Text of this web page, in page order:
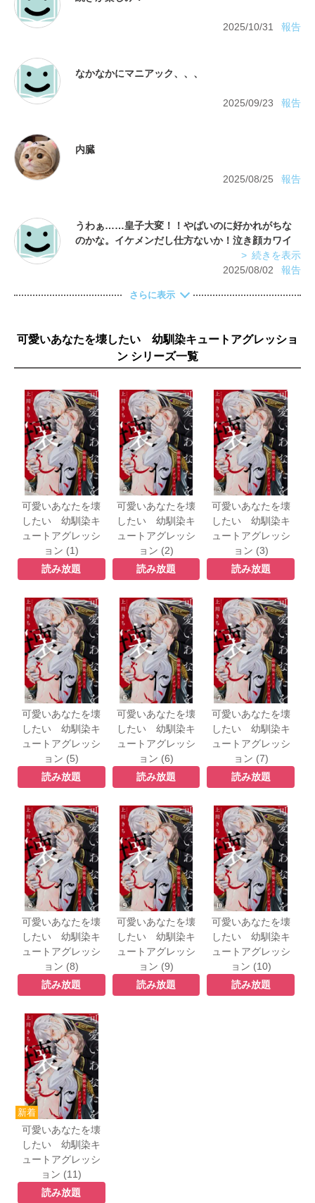
2025/10/31 報告
2025/09/23 報告
2025/08/25 報告
うわぁ……皇子大変！！やばいのに好かれがちな
のかな。イケメンだし仕方ないか！泣き顔カワイ
続きを表示
2025/08/02
報告
さらに表示
可愛いあなたを壊したい 幼馴染キュートアグレッショ
ン シリーズ一覧
可愛いあなたを壊
したい 幼馴染キ
ュートアグレッシ
ョン (1)
読み放題
可愛いあなたを壊
したい 幼馴染キ
ュートアグレッシ
ョン (2)
読み放題
可愛いあなたを壊
したい 幼馴染キ
ュートアグレッシ
ョン (3)
読み放題
可愛いあなたを壊
したい 幼馴染キ
ュートアグレッシ
ョン (5)
読み放題
可愛いあなたを壊
したい 幼馴染キ
ュートアグレッシ
ョン (6)
読み放題
可愛いあなたを壊
したい 幼馴染キ
ュートアグレッシ
ョン (7)
読み放題
可愛いあなたを壊
したい 幼馴染キ
ュートアグレッシ
ョン (8)
読み放題
可愛いあなたを壊
したい 幼馴染キ
ュートアグレッシ
ョン (9)
読み放題
可愛いあなたを壊
したい 幼馴染キ
ュートアグレッシ
ョン (10)
読み放題
可愛いあなたを壊
したい 幼馴染キ
ュートアグレッシ
ョン (11)
読み放題